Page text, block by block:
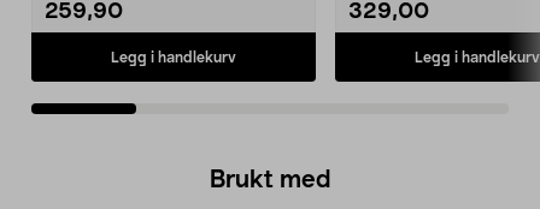
259,90
Legg i handlekurv
329,00
Legg i handlekurv
Brukt med